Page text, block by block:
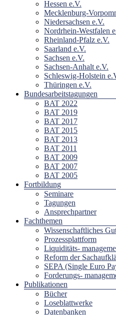
Hessen e.V.
Mecklenburg-
Niedersachsen e.V.
Nordrhein-Westfalen
Rheinland-Pfalz e.V.
Saarland e.V.
Sachsen e.V.
Sachsen-Anhalt e.V.
Schleswig-Holstein
Thüringen e.V.
Bundesarbeitstagungen
BAT 2022
BAT 2019
BAT 2017
BAT 2015
BAT 2013
BAT 2011
BAT 2009
BAT 2007
BAT 2005
Fortbildung
Seminare
Tagungen
Ansprechpartner
Fachthemen
Wissenschaftliches
Prozessplattform
Liquiditäts-
Reform der
SEPA (Single Euro
Forderungs-
Publikationen
Bücher
Loseblattwerke
Datenbanken